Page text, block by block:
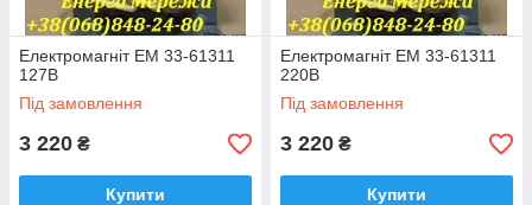
Електромагніт ЕМ 33-61311
127В
Під замовлення
3 220 ₴
Купити
Електромагніт ЕМ 33-61311
220В
Під замовлення
3 220 ₴
Купити